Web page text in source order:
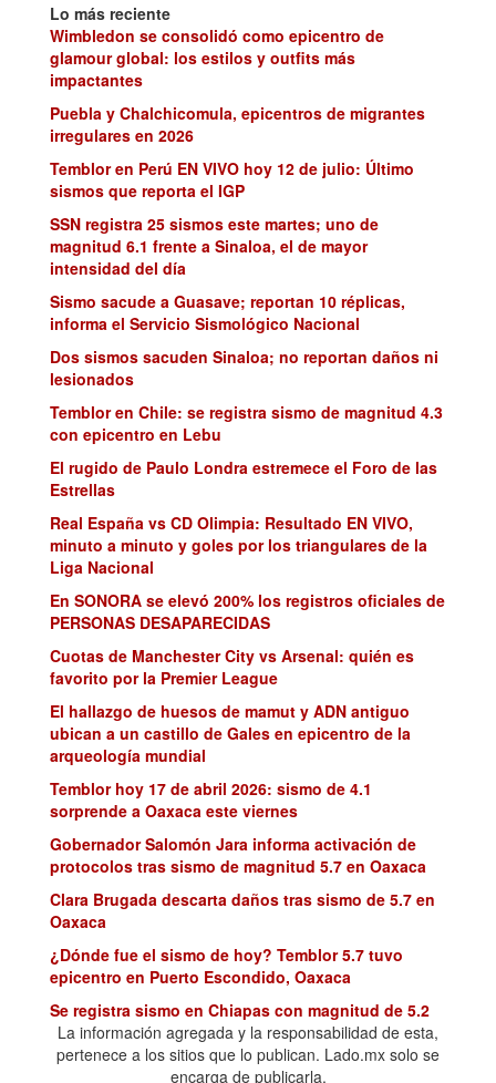
Lo más reciente
Wimbledon se consolidó como epicentro de
glamour global: los estilos y outfits más
impactantes
Puebla y Chalchicomula, epicentros de migrantes
irregulares en 2026
Temblor en Perú EN VIVO hoy 12 de julio: Último
sismos que reporta el IGP
SSN registra 25 sismos este martes; uno de
magnitud 6.1 frente a Sinaloa, el de mayor
intensidad del día
Sismo sacude a Guasave; reportan 10 réplicas,
informa el Servicio Sismológico Nacional
Dos sismos sacuden Sinaloa; no reportan daños ni
lesionados
Temblor en Chile: se registra sismo de magnitud 4.3
con epicentro en Lebu
El rugido de Paulo Londra estremece el Foro de las
Estrellas
Real España vs CD Olimpia: Resultado EN VIVO,
minuto a minuto y goles por los triangulares de la
Liga Nacional
En SONORA se elevó 200% los registros oficiales de
PERSONAS DESAPARECIDAS
Cuotas de Manchester City vs Arsenal: quién es
favorito por la Premier League
El hallazgo de huesos de mamut y ADN antiguo
ubican a un castillo de Gales en epicentro de la
arqueología mundial
Temblor hoy 17 de abril 2026: sismo de 4.1
sorprende a Oaxaca este viernes
Gobernador Salomón Jara informa activación de
protocolos tras sismo de magnitud 5.7 en Oaxaca
Clara Brugada descarta daños tras sismo de 5.7 en
Oaxaca
¿Dónde fue el sismo de hoy? Temblor 5.7 tuvo
epicentro en Puerto Escondido, Oaxaca
Se registra sismo en Chiapas con magnitud de 5.2
Tensión diplomática entre Lula y Trump
Sismo en Tacna de magnitud 5.0 se registró este
La información agregada y la responsabilidad de esta,
pertenece a los sitios que lo publican. Lado.mx solo se
encarga de publicarla.